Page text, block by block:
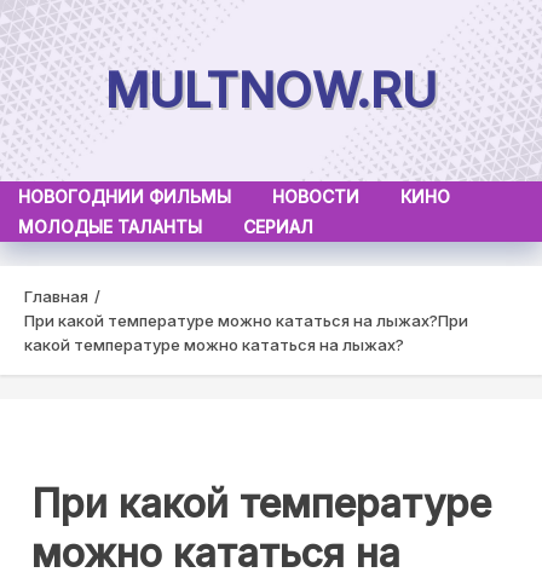
Skip
to
content
MULTNOW.RU
НОВОГОДНИИ ФИЛЬМЫ НОВОСТИ
КИНО
МОЛОДЫЕ ТАЛАНТЫ
СЕРИАЛ
Главная
При какой температуре можно кататься на лыжах?При
какой температуре можно кататься на лыжах?
При какой температуре
можно кататься на